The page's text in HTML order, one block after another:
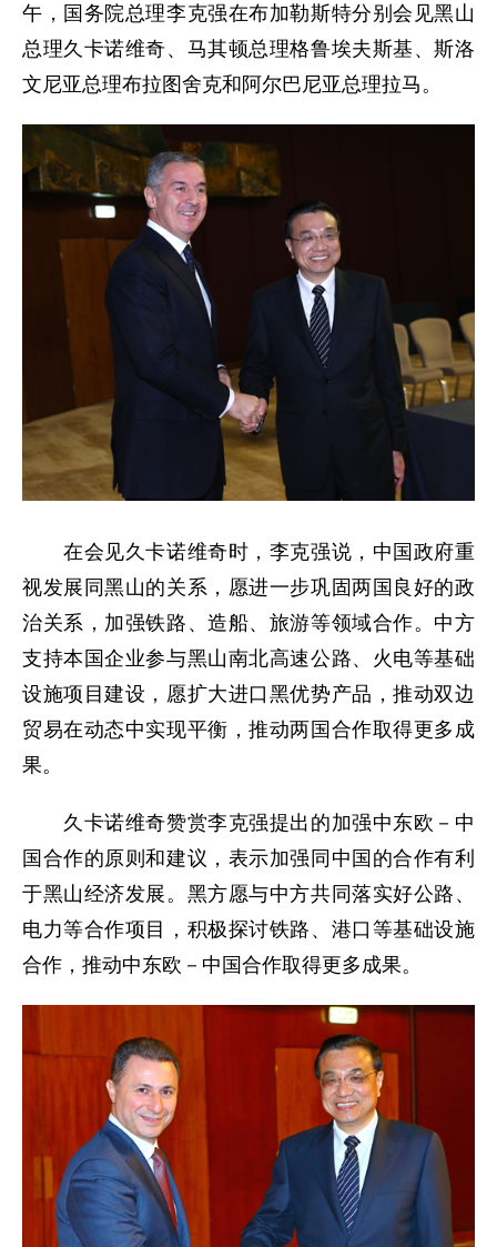
午，国务院总理李克强在布加勒斯特分别会见黑山
总理久卡诺维奇、马其顿总理格鲁埃夫斯基、斯洛
文尼亚总理布拉图舍克和阿尔巴尼亚总理拉马。
在会见久卡诺维奇时，李克强说，中国政府重
视发展同黑山的关系，愿进一步巩固两国良好的政
治关系，加强铁路、造船、旅游等领域合作。中方
支持本国企业参与黑山南北高速公路、火电等基础
设施项目建设，愿扩大进口黑优势产品，推动双边
贸易在动态中实现平衡，推动两国合作取得更多成
果。
久卡诺维奇赞赏李克强提出的加强中东欧－中
国合作的原则和建议，表示加强同中国的合作有利
于黑山经济发展。黑方愿与中方共同落实好公路、
电力等合作项目，积极探讨铁路、港口等基础设施
合作，推动中东欧－中国合作取得更多成果。